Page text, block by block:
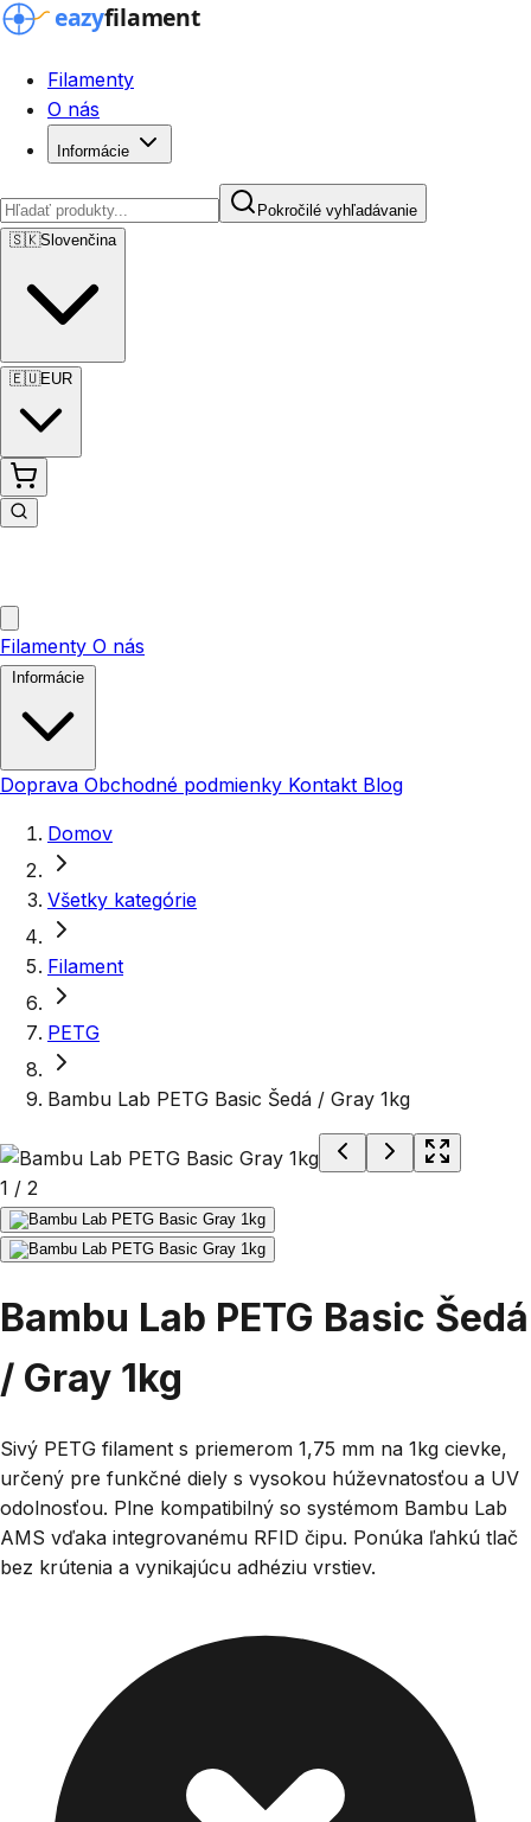
Filamenty
O nás
Informácie
Pokročilé vyhľadávanie
🇸🇰Slovenčina
🇪🇺EUR
Filamenty O nás
Doprava Obchodné podmienky Kontakt Blog
Domov
Všetky kategórie
Filament
PETG
Bambu Lab PETG Basic Šedá / Gray 1kg
1 / 2
Bambu Lab PETG Basic Šedá
/ Gray 1kg
Sivý PETG filament s priemerom 1,75 mm na 1kg cievke,
určený pre funkčné diely s vysokou húževnatosťou a UV
odolnosťou. Plne kompatibilný so systémom Bambu Lab
AMS vďaka integrovanému RFID čipu. Ponúka ľahkú tlač
bez krútenia a vynikajúcu adhéziu vrstiev.